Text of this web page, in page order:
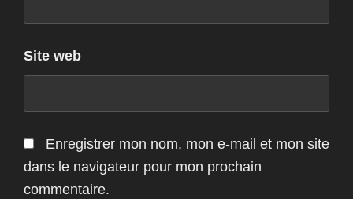
Site web
Enregistrer mon nom, mon e-mail et mon site
dans le navigateur pour mon prochain
commentaire.